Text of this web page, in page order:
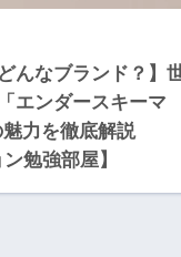
んなブランド？】
エンダースキーマ
魅力を徹底解説
勉強部屋】